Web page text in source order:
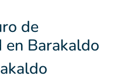
de
en Barakaldo